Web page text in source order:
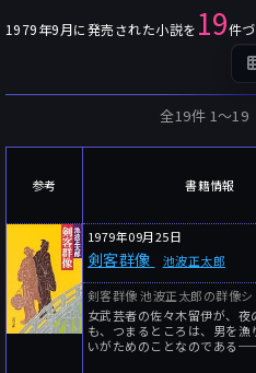
フォーマット
単行本
読者数
年代
年代と月の範囲
先月以降
～
1979年9月に発売された小説を 19件
全19件 1〜
参考 書籍情報
1979年09月25日
剣客群像 池波正太郎
剣客群像 池波正太郎の群像
女武芸者の佐々木留伊が、
も、つまるところは、男を
いがためのことなのである